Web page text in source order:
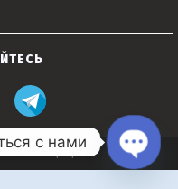
ПРАВА ЗАЩИЩЕНЫ
с нами
Open